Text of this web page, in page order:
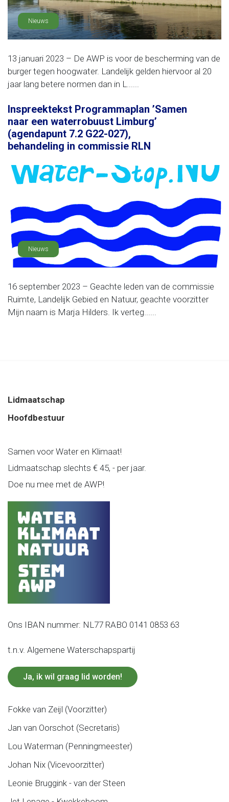
Nieuws
13 januari 2023 – De AWP is voor de bescherming van de
burger tegen hoogwater. Landelijk gelden hiervoor al 20
jaar lang betere normen dan in L......
Inspreektekst Programmaplan ’Samen
naar een waterrobuust Limburg’
(agendapunt 7.2 G22-027),
behandeling in commissie RLN
Nieuws
16 september 2023 – Geachte leden van de commissie
Ruimte, Landelijk Gebied en Natuur, geachte voorzitter
Mijn naam is Marja Hilders. Ik verteg......
Lidmaatschap
Hoofdbestuur
Samen voor Water en Klimaat!
Lidmaatschap slechts € 45, - per jaar.
Doe nu mee met de AWP!
Ons IBAN nummer: NL77 RABO 0141 0853 63
t.n.v. Algemene Waterschapspartij
Ja, ik wil graag lid worden!
Fokke van Zeijl (Voorzitter)
Jan van Oorschot (Secretaris)
Lou Waterman (Penningmeester)
Johan Nix (Vicevoorzitter)
Leonie Bruggink - van der Steen